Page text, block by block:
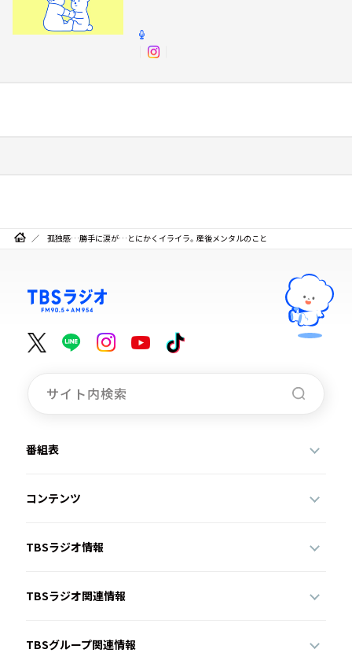
孤独感…勝手に涙が…とにかくイライラ。産後メンタルのこと
番組表
コンテンツ
TBSラジオ情報
TBSラジオ関連情報
TBSグループ関連情報